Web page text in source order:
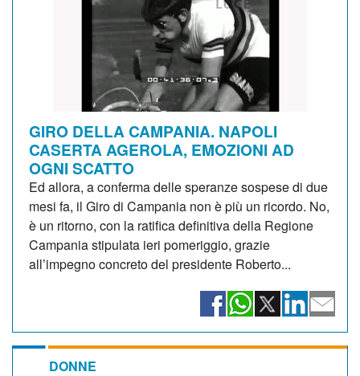
GIRO DELLA CAMPANIA. NAPOLI
CASERTA AGEROLA, EMOZIONI AD
OGNI SCATTO
Ed allora, a conferma delle speranze sospese di due
mesi fa, il Giro di Campania non è più un ricordo. No,
è un ritorno, con la ratifica definitiva della Regione
Campania stipulata ieri pomeriggio, grazie
all’impegno concreto del presidente Roberto...
DONNE